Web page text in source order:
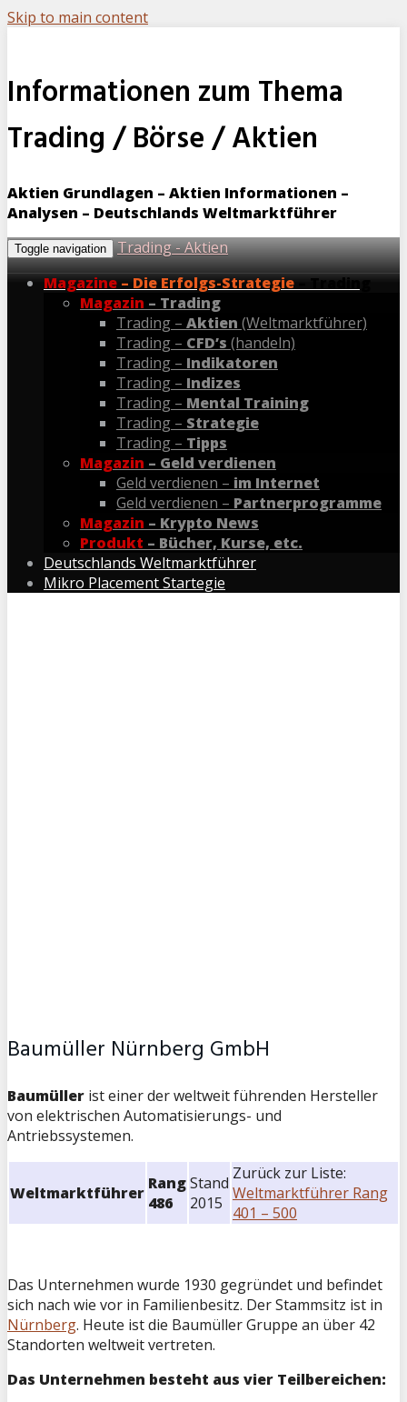
Skip to main content
Informationen zum Thema
Trading / Börse / Aktien
Aktien Grundlagen – Aktien Informationen –
Analysen – Deutschlands Weltmarktführer
Toggle navigation
Trading - Aktien
Magazine – Die Erfolgs-Strategie – Trading
Magazin – Trading
Trading – Aktien (Weltmarktführer)
Trading – CFD’s (handeln)
Trading – Indikatoren
Trading – Indizes
Trading – Mental Training
Trading – Strategie
Trading – Tipps
Magazin – Geld verdienen
Geld verdienen – im Internet
Geld verdienen – Partnerprogramme
Magazin – Krypto News
Produkt – Bücher, Kurse, etc.
Deutschlands Weltmarktführer
Mikro Placement Startegie
Baumüller Nürnberg GmbH
Baumüller ist einer der weltweit führenden Hersteller
von elektrischen Automatisierungs- und
Antriebssystemen.
Weltmarktführer Rang
486
Stand
2015
Zurück zur Liste:
Weltmarktführer Rang
401 – 500
Das Unternehmen wurde 1930 gegründet und befindet
sich nach wie vor in Familienbesitz. Der Stammsitz ist in
Nürnberg. Heute ist die Baumüller Gruppe an über 42
Standorten weltweit vertreten.
Das Unternehmen besteht aus vier Teilbereichen: